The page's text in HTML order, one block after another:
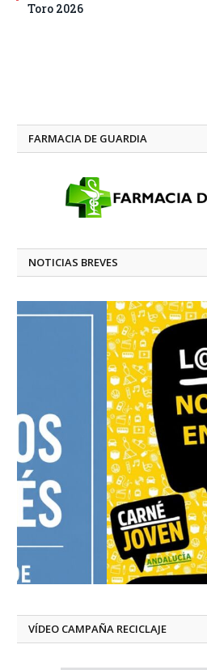
Toro 2026
FARMACIA DE GUARDIA
NOTICIAS BREVES
VÍDEO CAMPAÑA RECICLAJE